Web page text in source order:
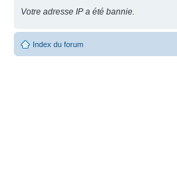
Votre adresse IP a été bannie.
Index du forum